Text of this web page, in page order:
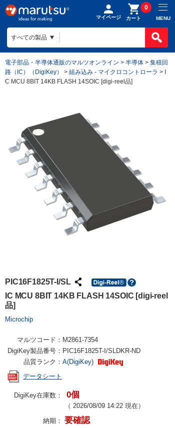
マイページ カート
0
MENU
電子部品・半導体通販のマルツオンライン > 半導体 > 集積回
路（IC）（DigiKey）
> 組み込み - マイクロコントローラ > I
C MCU 8BIT 14KB FLASH 14SOIC [digi-reel品]
PIC16F1825T-I/SL
IC MCU 8BIT 14KB FLASH 14SOIC [digi-reel
品]
Microchip
マルツコード： M2861-7354
DigiKey製品番号： PIC16F1825T-I/SLDKR-ND
品質ランク： A(DigiKey)
データシート
DigiKey在庫数： 0個
（ 2026/08/09 14:22 現在）
納期： 要確認